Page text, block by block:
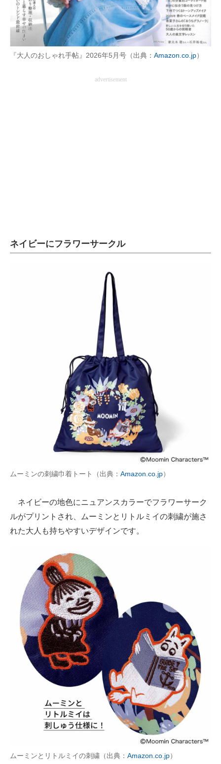
IT製品の技術・比較・事例
製造業のIT導入・活用を支援
モノづくり技術者専門サイト
『大人のおしゃれ手帖』2026年5月号（出典： Amazon.co.jp）
advertisement
ネイビーにフラワーサークル
ムーミンの刺繍巾着トート（出典： Amazon.co.jp）
ネイビーの地色にニュアンスカラーでフラワーサーク
ルがプリントされ、ムーミンとリトルミイの刺繍が施さ
れた大人も持ちやすいデザインです。
ムーミンとリトルミイの刺繍（出典： Amazon.co.jp）